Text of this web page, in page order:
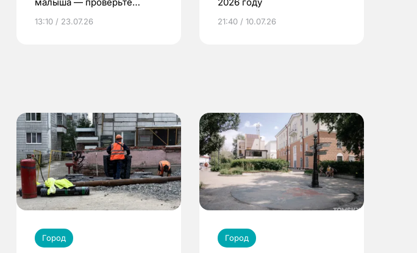
по ОМС!
13:10 / 23.07.26 21:40 / 10.07.26
Город Город